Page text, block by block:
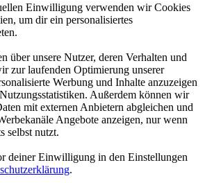
Einwilligung verwenden wir Cookies
um dir ein personalisiertes
über unsere Nutzer, deren Verhalten und
zur laufenden Optimierung unserer
Werbung und Inhalte anzuzeigen
Außerdem können wir
mit externen Anbietern abgleichen und
Angebote anzeigen, nur wenn
selbst nutzt.
deiner Einwilligung in den Einstellungen
.